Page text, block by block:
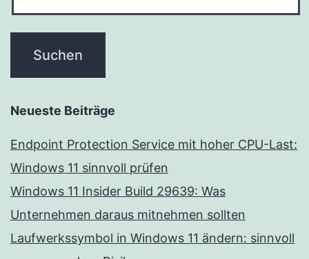
Neueste Beiträge
Endpoint Protection Service mit hoher CPU-Last:
Windows 11 sinnvoll prüfen
Windows 11 Insider Build 29639: Was
Unternehmen daraus mitnehmen sollten
Laufwerkssymbol in Windows 11 ändern: sinnvoll